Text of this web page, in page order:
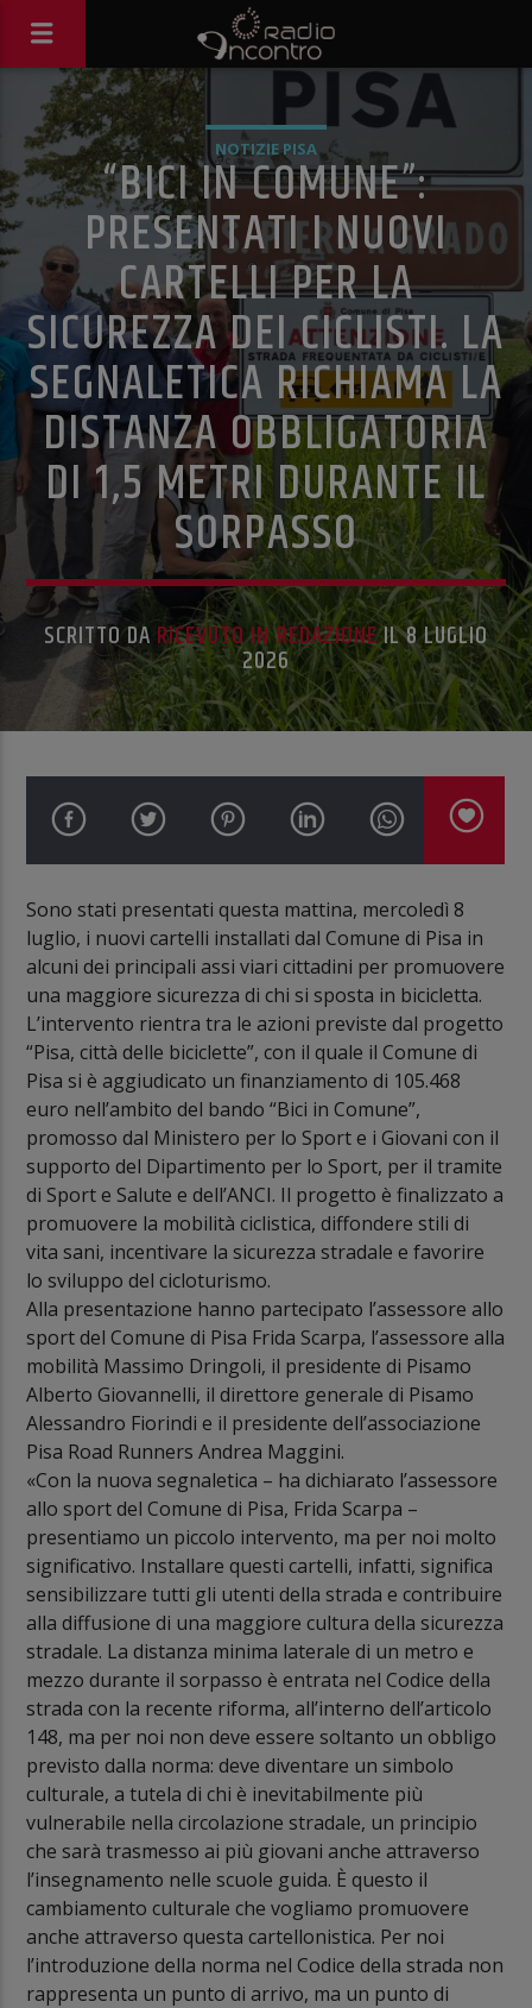
NOTIZIE PISA
“BICI IN COMUNE”:
PRESENTATI I NUOVI
CARTELLI PER LA
SICUREZZA DEI CICLISTI. LA
SEGNALETICA RICHIAMA LA
DISTANZA OBBLIGATORIA
DI 1,5 METRI DURANTE IL
SORPASSO
SCRITTO DA RICEVUTO IN REDAZIONEIL 8 LUGLIO
2026
Sono stati presentati questa mattina, mercoledì 8
luglio, i nuovi cartelli installati dal Comune di Pisa in
alcuni dei principali assi viari cittadini per promuovere
una maggiore sicurezza di chi si sposta in bicicletta.
L’intervento rientra tra le azioni previste dal progetto
“Pisa, città delle biciclette”, con il quale il Comune di
Pisa si è aggiudicato un finanziamento di 105.468
euro nell’ambito del bando “Bici in Comune”,
promosso dal Ministero per lo Sport e i Giovani con il
supporto del Dipartimento per lo Sport, per il tramite
di Sport e Salute e dell’ANCI. Il progetto è finalizzato a
promuovere la mobilità ciclistica, diffondere stili di
vita sani, incentivare la sicurezza stradale e favorire
lo sviluppo del cicloturismo.
Alla presentazione hanno partecipato l’assessore allo
sport del Comune di Pisa Frida Scarpa, l’assessore alla
mobilità Massimo Dringoli, il presidente di Pisamo
Alberto Giovannelli, il direttore generale di Pisamo
Alessandro Fiorindi e il presidente dell’associazione
Pisa Road Runners Andrea Maggini.
«Con la nuova segnaletica – ha dichiarato l’assessore
allo sport del Comune di Pisa, Frida Scarpa –
presentiamo un piccolo intervento, ma per noi molto
significativo. Installare questi cartelli, infatti, significa
sensibilizzare tutti gli utenti della strada e contribuire
alla diffusione di una maggiore cultura della sicurezza
stradale. La distanza minima laterale di un metro e
mezzo durante il sorpasso è entrata nel Codice della
strada con la recente riforma, all’interno dell’articolo
148, ma per noi non deve essere soltanto un obbligo
previsto dalla norma: deve diventare un simbolo
culturale, a tutela di chi è inevitabilmente più
vulnerabile nella circolazione stradale, un principio
che sarà trasmesso ai più giovani anche attraverso
l’insegnamento nelle scuole guida. È questo il
cambiamento culturale che vogliamo promuovere
anche attraverso questa cartellonistica. Per noi
l’introduzione della norma nel Codice della strada non
rappresenta un punto di arrivo, ma un punto di